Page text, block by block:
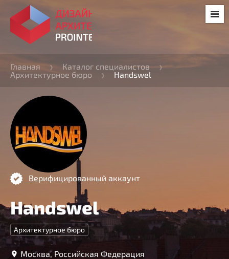
Главная
Каталог специалистов
Архитектурное бюро
Handswel
Верифицированный аккаунт
Handswel
Архитектурное бюро
Москва, Российская Федерация